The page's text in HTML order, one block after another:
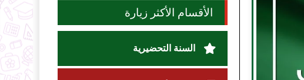
الأقسام الأكثر زيارة
السنة التحضيرية